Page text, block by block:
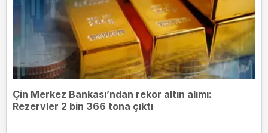
Çin Merkez Bankası’ndan rekor altın alımı:
Rezervler 2 bin 366 tona çıktı